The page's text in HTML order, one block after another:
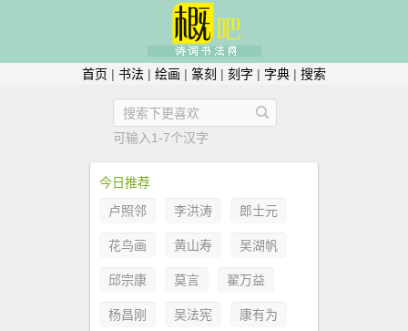
首页 | 书法 | 绘画 | 篆刻 | 刻字 | 字典 | 搜索
可输入1-7个汉字
今日推荐
卢照邻
李洪涛 郎士元
花鸟画 黄山寿 吴湖帆
邱宗康 莫言 翟万益
杨昌刚 吴法宪 康有为